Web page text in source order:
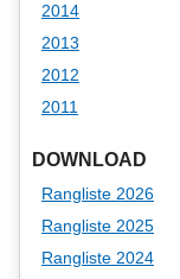
2014
2013
2012
2011
DOWNLOAD
Rangliste 2026
Rangliste 2025
Rangliste 2024